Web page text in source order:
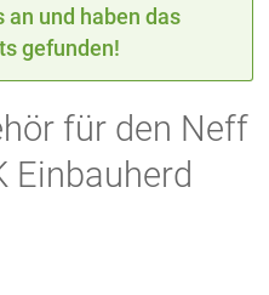
und haben das
gefunden!
für den Neff
Einbauherd